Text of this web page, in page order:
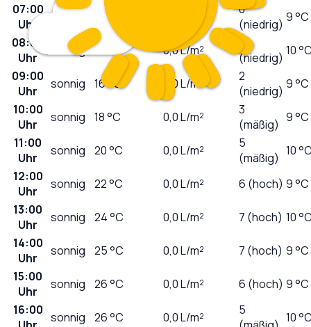
07:00
Uhr
sonnig °C L/m²
0
(niedrig) 9 °C
08:00
Uhr
sonnig 12 °C 0,0L/m²
(niedrig) 10
09:00
Uhr
sonnig 16°C 0,0L/m²
2
(niedrig) 9 °C
10:00
Uhr
sonnig 18°C 0,0L/m²
3
(mäßig) 9 °C
11:00
Uhr
sonnig 20°C 0,0L/m²
5
(mäßig) 10
12:00
Uhr
sonnig 22°C 0,0L/m² 6 (hoch) 9 °C
13:00
Uhr
sonnig 24°C 0,0L/m² 7 (hoch) 10
14:00
Uhr
sonnig 25°C 0,0L/m² 7 (hoch) 9 °C
15:00
Uhr
sonnig 26°C 0,0L/m² 6 (hoch) 9 °C
16:00 sonnig 26°C 0,0L/m²
5
10